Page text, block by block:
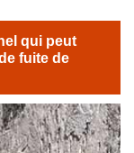
qui peut
fuite de